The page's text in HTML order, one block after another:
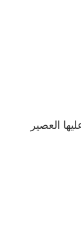
العصير